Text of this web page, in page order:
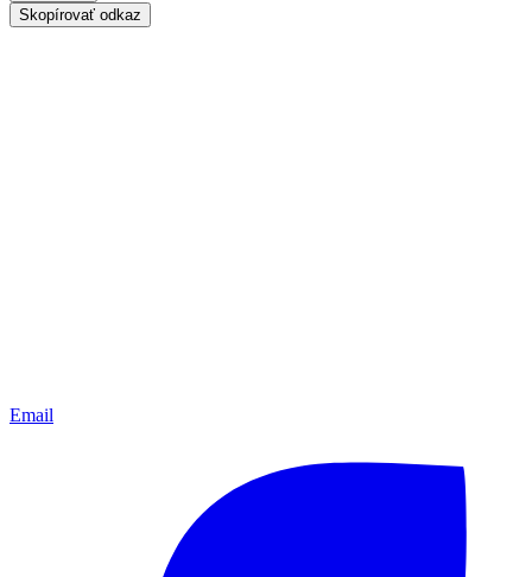
Skopírovať odkaz
Email